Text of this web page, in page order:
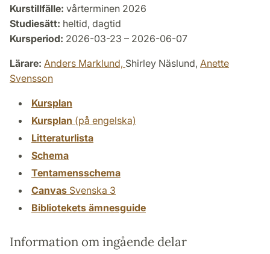
Kurstillfälle: vårterminen 2026
Studiesätt: heltid, dagtid
Kursperiod: 2026-03-23 – 2026-06-07
Lärare: Anders Marklund, Shirley Näslund, Anette
Svensson
Kursplan
Kursplan (på engelska)
Litteraturlista
Schema
Tentamensschema
Canvas Svenska 3
Bibliotekets ämnesguide
Information om ingående delar